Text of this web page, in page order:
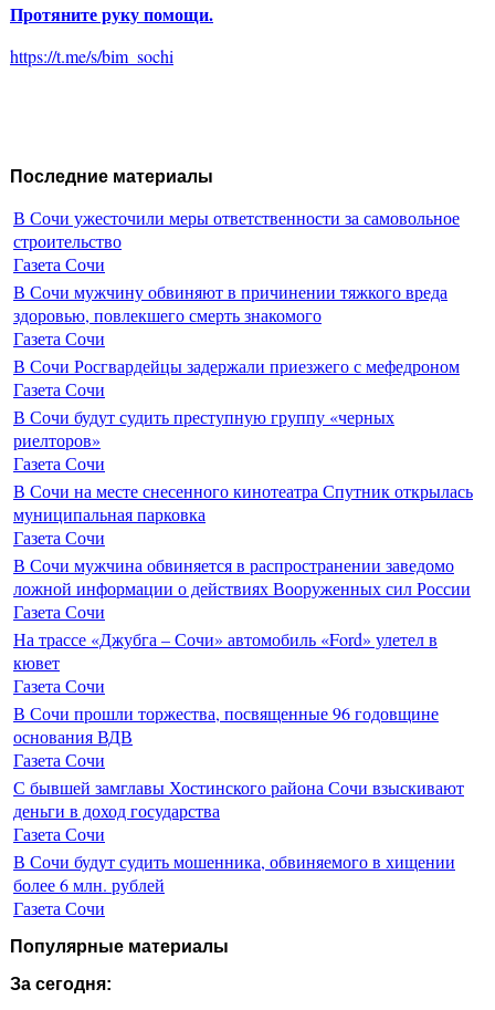
Протяните руку помощи.
https://t.me/s/bim_sochi
Последние материалы
В Сочи ужесточили меры ответственности за самовольное
строительство
Газета Сочи
В Сочи мужчину обвиняют в причинении тяжкого вреда
здоровью, повлекшего смерть знакомого
Газета Сочи
В Сочи Росгвардейцы задержали приезжего с мефедроном
Газета Сочи
В Сочи будут судить преступную группу «черных
риелторов»
Газета Сочи
В Сочи на месте снесенного кинотеатра Спутник открылась
муниципальная парковка
Газета Сочи
В Сочи мужчина обвиняется в распространении заведомо
ложной информации о действиях Вооруженных сил России
Газета Сочи
На трассе «Джубга – Сочи» автомобиль «Ford» улетел в
кювет
Газета Сочи
В Сочи прошли торжества, посвященные 96 годовщине
основания ВДВ
Газета Сочи
С бывшей замглавы Хостинского района Сочи взыскивают
деньги в доход государства
Газета Сочи
В Сочи будут судить мошенника, обвиняемого в хищении
более 6 млн. рублей
Газета Сочи
Популярные материалы
За сегодня: